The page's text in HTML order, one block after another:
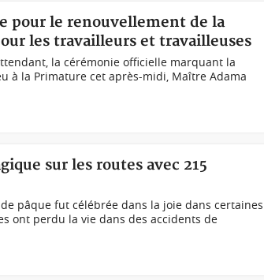
pour le renouvellement de la
les travailleurs et travailleuses
la cérémonie officielle marquant la
à la Primature cet après-midi, Maître Adama
sur les routes avec 215
pâque fut célébrée dans la joie dans certaines
ont perdu la vie dans des accidents de